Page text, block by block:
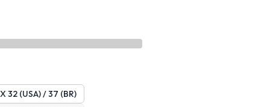
32 (USA) / 37 (BR)